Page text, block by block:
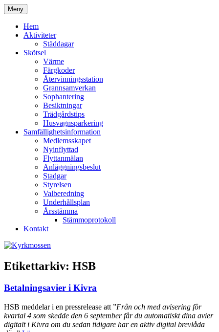
Hoppa
till
innehåll
Kyrkmossen
Meny
Hem
Aktiviteter
Städdagar
Skötsel
Värme
Färgkoder
Återvinningsstation
Grannsamverkan
Sophantering
Besiktningar
Trädgårdstips
Husvagnsparkering
Samfällighetsinformation
Medlemsskapet
Nyinflyttad
Flyttanmälan
Anläggningsbeslut
Stadgar
Styrelsen
Valberedning
Underhållsplan
Årsstämma
Stämmoprotokoll
Kontakt
Etikettarkiv: HSB
Betalningsavier i Kivra
HSB meddelar i en pressrelease att ”Från och med avisering för
kvartal 4 som skedde den 6 september får du automatiskt dina avier
digitalt i Kivra om du sedan tidigare har en aktiv digital brevlåda